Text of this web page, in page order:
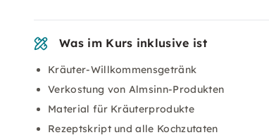
Was im Kurs inklusive ist
Kräuter-Willkommensgetränk
Verkostung von Almsinn-Produkten
Material für Kräuterprodukte
Rezeptskript und alle Kochzutaten